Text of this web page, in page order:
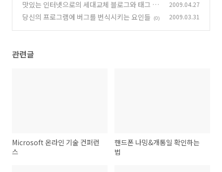
맛있는 인터넷으로의 세대교체 블로그와 태그 시
스템의 데이터베이스 설계
(0)
2009.04.27
당신의 프로그램에 버그를 번식시키는 요인들 (0) 2009.03.31
관련글
Microsoft 온라인 기술 컨퍼런
스
핸드폰 나밍&개통일 확인하는
법